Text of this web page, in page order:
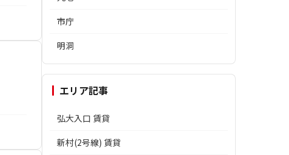
市庁
明洞
エリア記事
弘大入口 賃貸
新村(2号線) 賃貸